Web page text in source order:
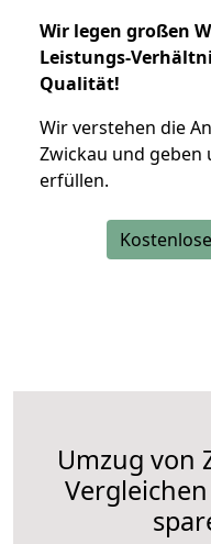
Wir legen großen
Leistungs-
Qualität!
Wir verstehen die
Zwickau und geben
erfüllen.
Umzug von